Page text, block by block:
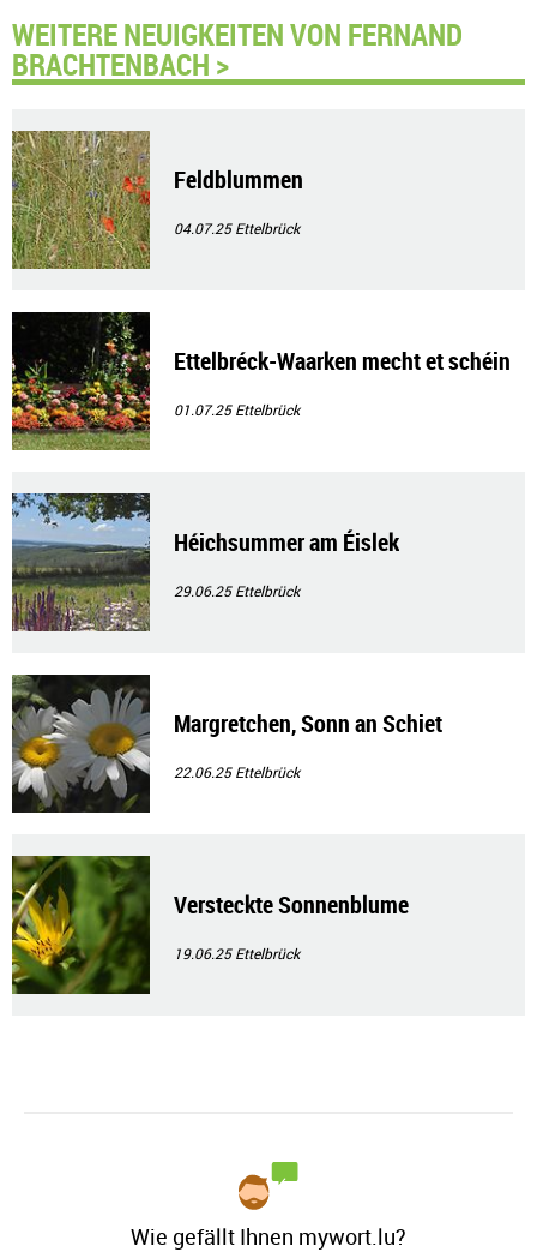
WEITERE NEUIGKEITEN VON FERNAND
BRACHTENBACH >
Feldblummen
04.07.25Ettelbrück
Ettelbréck-Waarken mecht et schéin
01.07.25Ettelbrück
Héichsummer am Éislek
29.06.25Ettelbrück
Margretchen, Sonn an Schiet
22.06.25Ettelbrück
Versteckte Sonnenblume
19.06.25Ettelbrück
Wie gefällt Ihnen mywort.lu?